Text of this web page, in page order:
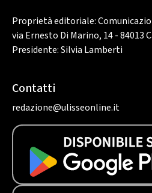
Proprietà editoriale:
via Ernesto Di Marino, 14 - 84013
Presidente: Silvia Lamberti
Contatti
redazione@ulisseonline.it